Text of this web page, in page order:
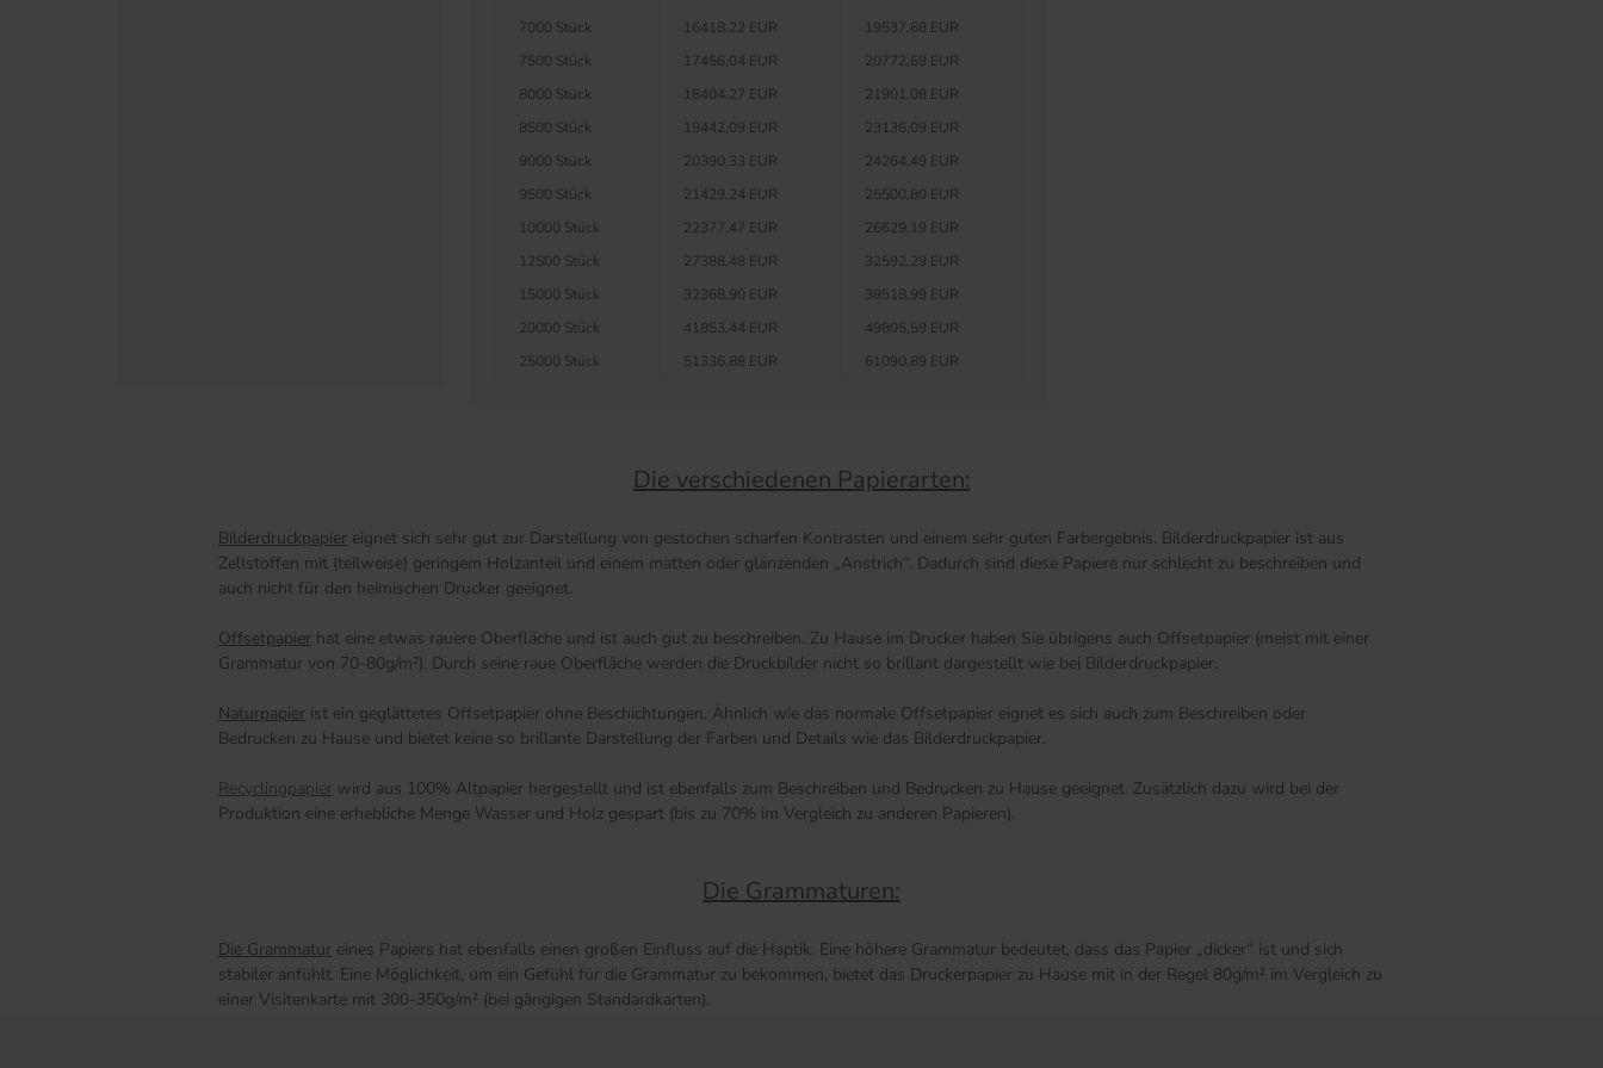
7000 Stück
16418,22 EUR
19537,68 EUR
7500 Stück
17456,04 EUR
20772,69 EUR
8000 Stück
18404,27 EUR
21901,08 EUR
8500 Stück
19442,09 EUR
23136,09 EUR
9000 Stück
20390,33 EUR
24264,49 EUR
9500 Stück
21429,24 EUR
25500,80 EUR
10000 Stück
22377,47 EUR
26629,19 EUR
12500 Stück
27388,48 EUR
32592,29 EUR
15000 Stück
32368,90 EUR
38518,99 EUR
20000 Stück
41853,44 EUR
49805,59 EUR
25000 Stück
51336,88 EUR 61090,89 EUR
Die verschiedenen Papierarten:
Bilderdruckpapier eignet sich sehr gut zur Darstellung von gestochen scharfen Kontrasten und einem sehr guten Farbergebnis. Bilderdruckpapier ist aus
Zellstoffen mit (teilweise) geringem Holzanteil und einem matten oder glänzenden „Anstrich“. Dadurch sind diese Papiere nur schlecht zu beschreiben und
auch nicht für den heimischen Drucker geeignet.
Offsetpapier hat eine etwas rauere Oberfläche und ist auch gut zu beschreiben. Zu Hause im Drucker haben Sie übrigens auch Offsetpapier (meist mit einer
Grammatur von 70-80g/m²). Durch seine raue Oberfläche werden die Druckbilder nicht so brillant dargestellt wie bei Bilderdruckpapier.
Naturpapier ist ein geglättetes Offsetpapier ohne Beschichtungen. Ähnlich wie das normale Offsetpapier eignet es sich auch zum Beschreiben oder
Bedrucken zu Hause und bietet keine so brillante Darstellung der Farben und Details wie das Bilderdruckpapier.
Recyclingpapier wird aus 100% Altpapier hergestellt und ist ebenfalls zum Beschreiben und Bedrucken zu Hause geeignet. Zusätzlich dazu wird bei der
Produktion eine erhebliche Menge Wasser und Holz gespart (bis zu 70% im Vergleich zu anderen Papieren).
Die Grammaturen:
Die Grammatur eines Papiers hat ebenfalls einen großen Einfluss auf die Haptik. Eine höhere Grammatur bedeutet, dass das Papier „dicker“ ist und sich
stabiler anfühlt. Eine Möglichkeit, um ein Gefühl für die Grammatur zu bekommen, bietet das Druckerpapier zu Hause mit in der Regel 80g/m² im Vergleich zu
einer Visitenkarte mit 300-350g/m² (bei gängigen Standardkarten).